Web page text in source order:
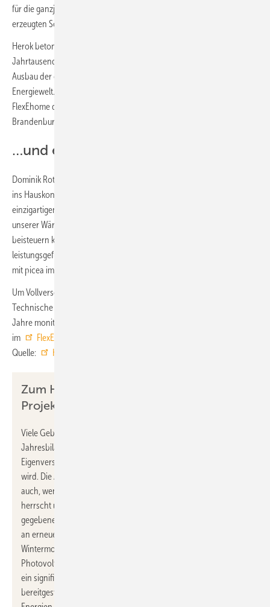
für die ganzjährige Versorgung des FlexEhome aus dem selbst
erzeugten Solarstrom.
Herok betonte anlässlich der Einweihung: „Bereits seit der
Jahrtausendwende ist Brandenburg eine führende Region beim
Ausbau der erneuerbaren Energien und der Gestaltung der neuen
Energiewelt. Ich freue mich deshalb sehr darüber, dass mit dem
FlexEhome das erste netzdienliche Solar-Wasserstoffhaus der Welt in
Brandenburg erbaut wurde.“
…und eine Wärmepumpe
Dominik Rothweiler von Vaillant Deutschland, der die Wärmepumpe
ins Hauskonzept integriert hat, ergänzt: „Dass wir an diesem
einzigartigen und innovativen Projekt partizipieren dürfen und mit
unserer Wärmepumpe einen wesentlichen Beitrag zum Projekterfolg
beisteuern können, erfüllt uns mit großem Stolz. Nun gilt es, die
leistungsgeführte Regelung unserer Wärmepumpe im Zusammenspiel
mit picea im Betrieb fein zu justieren und weitere Schlüsse zu ziehen.“
Um Vollversorgung und Netzdienlichkeit zu dokumentieren, wird die
Technische Universität Berlin sämtliche Energieflüsse im Haus für zwei
Jahre monitoren. In dieser Zeit wird eine vierköpfige Familie zur Miete
im
FlexEhome
Quelle:
HPS
Zum Hintergrund des FlexEhome-
Projektes
Viele Gebäude mit Photovoltaik-Anlagen speisen in der
Jahresbilanz mehr Strom in das Netz ein, als zur
Eigenversorgung des Strom- und / oder Wärmebedarfs benötigt
wird. Die Abgabe erfolgt aufgrund geringer Speicherkapazität
auch, wenn ohnehin ein Überschuss an erneuerbarem Strom
herrscht und dies zu negativen Preisen am Strommarkt und
gegebenenfalls Netzengpässen führt. Bei einem Unterangebot
an erneuerbarer Energie im Stromnetz, was während der
Wintermonate häufig der Fall ist, besteht bei Gebäuden mit
Photovoltaik-Anlagen ohne saisonalen Stromspeicher hingegen
ein signifikanter Strombedarf, die momentan CO
bereitgestellt wird. Im Winter 2020 lag der Anteil der fossilen